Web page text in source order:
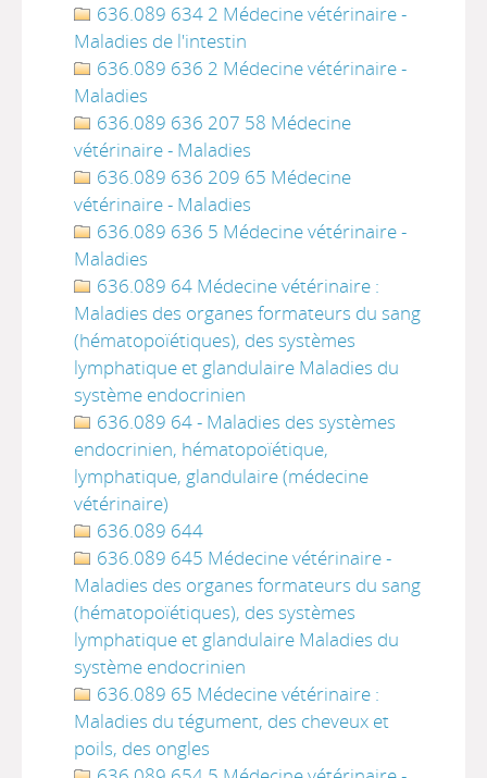
636.089 634 2 Médecine vétérinaire -
Maladies de l'intestin
636.089 636 2 Médecine vétérinaire -
Maladies
636.089 636 207 58 Médecine
vétérinaire - Maladies
636.089 636 209 65 Médecine
vétérinaire - Maladies
636.089 636 5 Médecine vétérinaire -
Maladies
636.089 64 Médecine vétérinaire :
Maladies des organes formateurs du sang
(hématopoïétiques), des systèmes
lymphatique et glandulaire Maladies du
système endocrinien
636.089 64 - Maladies des systèmes
endocrinien, hématopoïétique,
lymphatique, glandulaire (médecine
vétérinaire)
636.089 644
636.089 645 Médecine vétérinaire -
Maladies des organes formateurs du sang
(hématopoïétiques), des systèmes
lymphatique et glandulaire Maladies du
système endocrinien
636.089 65 Médecine vétérinaire :
Maladies du tégument, des cheveux et
poils, des ongles